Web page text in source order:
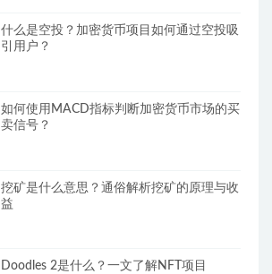
什么是空投？加密货币项目如何通过空投吸
引用户？
如何使用MACD指标判断加密货币市场的买
卖信号？
挖矿是什么意思？通俗解析挖矿的原理与收
益
Doodles 2是什么？一文了解NFT项目